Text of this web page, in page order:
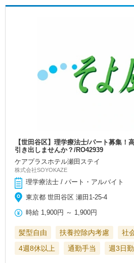
【世田谷区】理学療法士/パート募集！
引き出しませんか？/RO42939
ケアプラスホテル瀬田ステイ
株式会社SOYOKAZE
理学療法士 / パート・アルバイト
東京都 世田谷区 瀬田1-25-4
時給 1,900円 ～ 1,900円
髪型自由 扶養控除内考慮
社
4週8休以上
通勤手当 週3日